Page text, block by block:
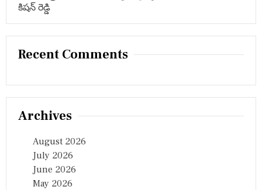
కిషన్ రెడ్డి
Recent Comments
Archives
August 2026
July 2026
June 2026
May 2026